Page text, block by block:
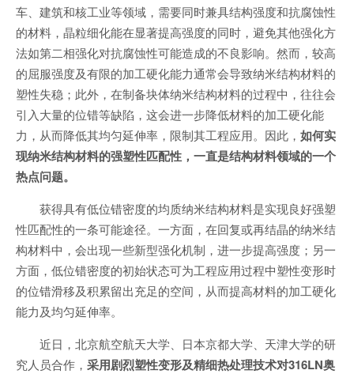
车、建筑和核工业等领域，需要同时兼具结构强度和抗腐蚀性
的材料，晶粒细化能在显著提高强度的同时，避免其他强化方
法如第二相强化对抗腐蚀性可能造成的不良影响。然而，较高
的屈服强度及有限的加工硬化能力通常会导致纳米结构材料的
塑性失稳；此外，在制备块体纳米结构材料的过程中，往往会
引入大量的位错等缺陷，这会进一步降低材料的加工硬化能
力，从而降低其均匀延伸率，限制其工程应用。因此， 如何实
现纳米结构材料的强塑性匹配性，一直是结构材料领域的一个
热点问题。
获得具有低位错密度的均质纳米结构材料是实现良好强塑
性匹配性的一条可能途径。一方面，在回复或再结晶的纳米结
构材料中，会出现一些新型强化机制，进一步提高强度；另一
方面，低位错密度的初始状态可为工程应用过程中塑性变形时
的位错滑移及积累留出充足的空间，从而提高材料的加工硬化
能力及均匀延伸率。
近日，北京航空航天大学、日本京都大学、天津大学的研
究人员合作， 采用剧烈塑性变形及精细热处理技术对316LN奥